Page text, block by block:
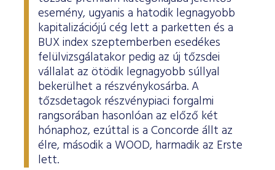
esemény, ugyanis a hatodik legnagyobb
kapitalizációjú cég lett a parketten és a
BUX index szeptemberben esedékes
felülvizsgálatakor pedig az új tőzsdei
vállalat az ötödik legnagyobb súllyal
bekerülhet a részvénykosárba. A
tőzsdetagok részvénypiaci forgalmi
rangsorában hasonlóan az előző két
hónaphoz, ezúttal is a Concorde állt az
élre, második a WOOD, harmadik az Erste
lett.